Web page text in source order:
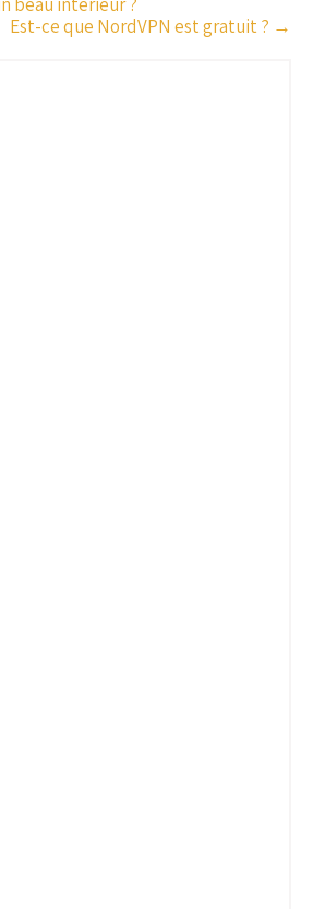
Est-ce que NordVPN est gratuit ? →